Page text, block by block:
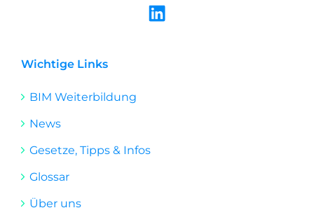
L
Wichtige Links
BIM Weiterbildung
News
Gesetze, Tipps & Infos
Glossar
Über uns